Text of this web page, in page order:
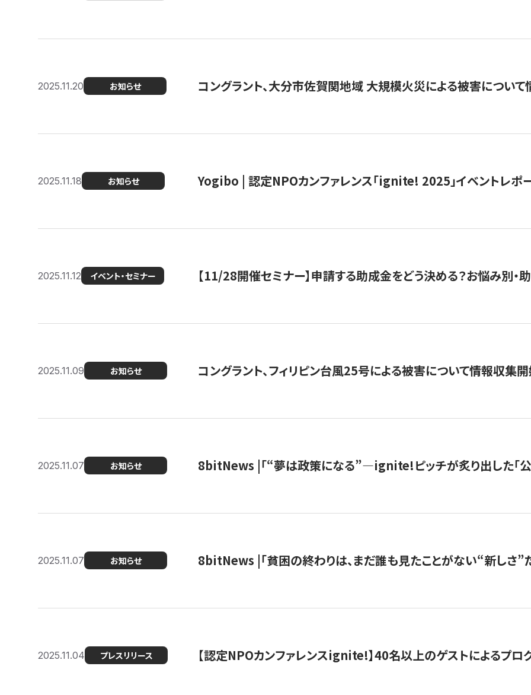
2025.11.20 お知らせ コングラント、大分市佐賀関地域 大規模火災による被害につい
2025.11.18 お知らせ Yogibo | 認定NPOカンファレンス「ignite! 2025」イベントレポ
2025.11.12 イベント・セミナー 【11/28開催セミナー】申請する助成金をどう決める？お悩み別・
2025.11.09 お知らせ コングラント、フィリピン台風25号による被害について情報収集
2025.11.07 お知らせ 8bitNews |「“夢は政策になる”—ignite!ピッチが炙り出した「公
2025.11.07 お知らせ 8bitNews |「貧困の終わりは、まだ誰も見たことがない“新しさ”
2025.11.04 プレスリリース 【認定NPOカンファレンスignite!】40名以上のゲストによるプロ